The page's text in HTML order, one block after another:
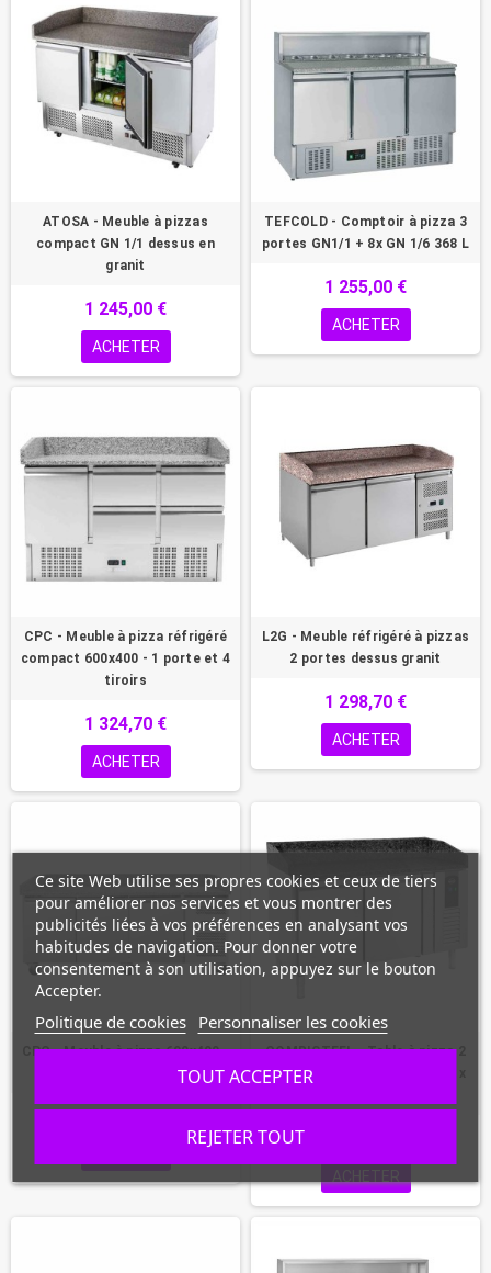
ATOSA - Meuble à pizzas
compact GN 1/1 dessus en
granit
1 245,00 €
ACHETER
TEFCOLD - Comptoir à pizza 3
portes GN1/1 + 8x GN 1/6 368 L
1 255,00 €
ACHETER
CPC - Meuble à pizza réfrigéré
compact 600x400 - 1 porte et 4
tiroirs
1 324,70 €
ACHETER
L2G - Meuble réfrigéré à pizzas
2 portes dessus granit
1 298,70 €
ACHETER
CPC - Meuble à pizza 600x400 -
1 402,70 €
COMBISTEEL - Table à pizza 2
portes granit noir 1510 x 800 x
ACHETER
Ce site Web utilise ses propres cookies et ceux de tiers
pour améliorer nos services et vous montrer des
publicités liées à vos préférences en analysant vos
habitudes de navigation. Pour donner votre
consentement à son utilisation, appuyez sur le bouton
Accepter.
Politique de cookies Personnaliser les cookies
REJETER TOUT
TOUT ACCEPTER